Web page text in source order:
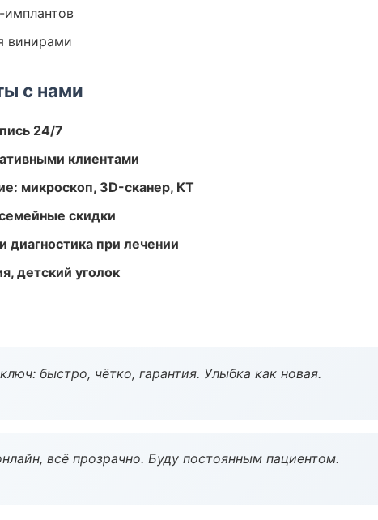
имплантов
винирами
с нами
24/7
клиентами
микроскоп, 3D-сканер, КТ
скидки
диагностика при лечении
детский уголок
быстро, чётко, гарантия. Улыбка как новая.
всё прозрачно. Буду постоянным пациентом.